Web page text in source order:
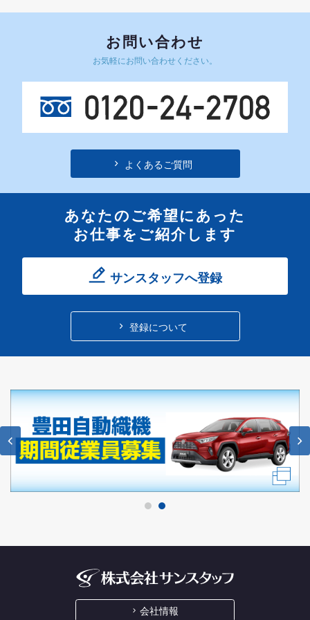
お問い合わせ
お気軽にお問い合わせください。
よくあるご質問
あなたのご希望にあった
お仕事をご紹介します
サンスタッフへ登録
登録について
会社情報